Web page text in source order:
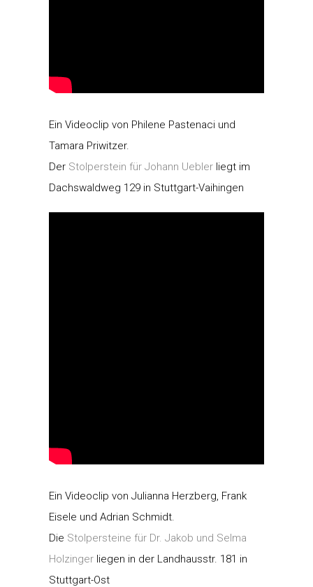
Ein Videoclip von Philene Pastenaci und
Tamara Priwitzer.
Der Stolperstein für Johann Uebler liegt im
Dachswaldweg 129 in Stuttgart-Vaihingen
Ein Videoclip von Julianna Herzberg, Frank
Eisele und Adrian Schmidt.
Die Stolpersteine für Dr. Jakob und Selma
Holzinger liegen in der Landhausstr. 181 in
Stuttgart-Ost